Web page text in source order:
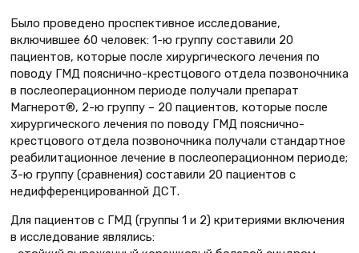
Было проведено проспективное исследование,
включившее 60 человек: 1-ю группу составили 20
пациентов, которые после хирургического лечения по
поводу ГМД пояснично-крестцового отдела позвоночника
в послеоперационном периоде получали препарат
Магнерот®, 2-ю группу – 20 пациентов, которые после
хирургического лечения по поводу ГМД пояснично-
крестцового отдела позвоночника получали стандартное
реабилитационное лечение в послеоперационном периоде;
3-ю группу (сравнения) составили 20 пациентов с
недифференцированной ДСТ.
Для пациентов с ГМД (группы 1 и 2) критериями включения
в исследование являлись: